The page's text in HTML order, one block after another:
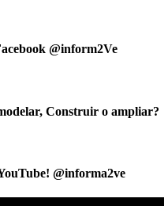
@inform2Ve
Construir o ampliar?
@informa2ve